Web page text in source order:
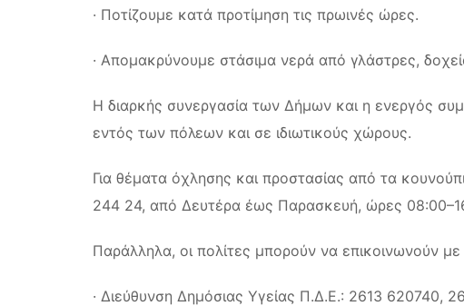
· Ποτίζουμε κατά προτίμηση τις πρωινές ώρες.
· Απομακρύνουμε στάσιμα νερά από γλάστρες,
Η διαρκής συνεργασία των Δήμων και η ενεργός
εντός των πόλεων και σε ιδιωτικούς χώρους.
Για θέματα όχλησης και προστασίας από τα
244 24, από Δευτέρα έως Παρασκευή, ώρες
Παράλληλα, οι πολίτες μπορούν να επικοινωνούν με
· Διεύθυνση Δημόσιας Υγείας Π.Δ.Ε.: 2613 620740,